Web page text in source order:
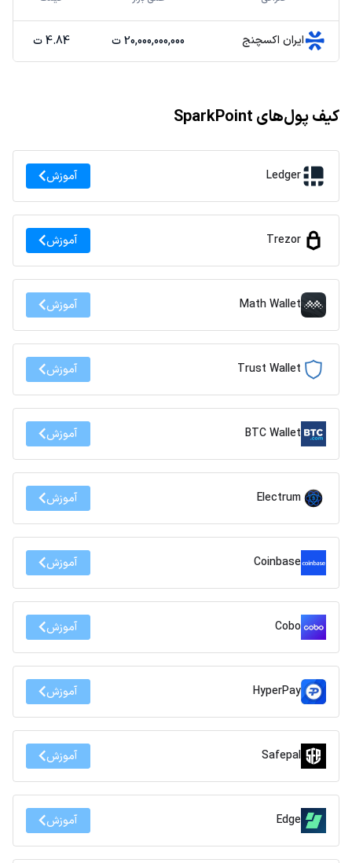
ایران اکسچنج 20,000,000,000 ت 4.84 ت
کیف پول‌های SparkPoint
Ledger آموزش
Trezor آموزش
Math Wallet آموزش
Trust Wallet آموزش
BTC Wallet آموزش
Electrum آموزش
Coinbase آموزش
Cobo آموزش
HyperPay آموزش
Safepal آموزش
Edge آموزش